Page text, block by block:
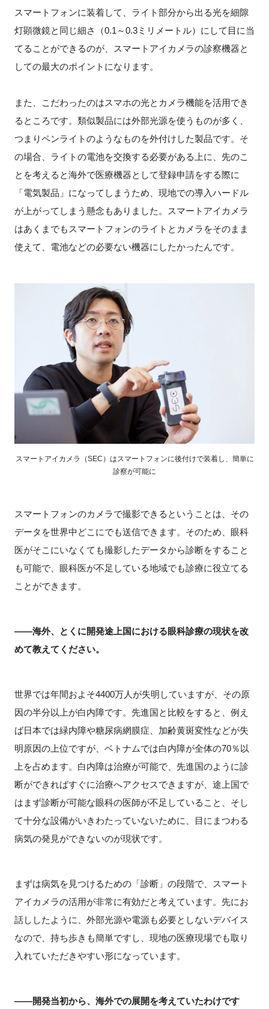
スマートフォンに装着して、ライト部分から出る光を細隙
灯顕微鏡と同じ細さ（0.1～0.3ミリメートル）にして目に当
てることができるのが、スマートアイカメラの診察機器と
しての最大のポイントになります。
また、こだわったのはスマホの光とカメラ機能を活用でき
るところです。類似製品には外部光源を使うものが多く、
つまりペンライトのようなものを外付けした製品です。そ
の場合、ライトの電池を交換する必要がある上に、先のこ
とを考えると海外で医療機器として登録申請をする際に
「電気製品」になってしまうため、現地での導入ハードル
が上がってしまう懸念もありました。スマートアイカメラ
はあくまでもスマートフォンのライトとカメラをそのまま
使えて、電池などの必要ない機器にしたかったんです。
スマートアイカメラ（SEC）はスマートフォンに後付けで装着し、簡単に
診察が可能に
スマートフォンのカメラで撮影できるということは、その
データを世界中どこにでも送信できます。そのため、眼科
医がそこにいなくても撮影したデータから診断をすること
も可能で、眼科医が不足している地域でも診療に役立てる
ことができます。
――海外、とくに開発途上国における眼科診療の現状を改
めて教えてください。
世界では年間およそ4400万人が失明していますが、その原
因の半分以上が白内障です。先進国と比較をすると、例え
ば日本では緑内障や糖尿病網膜症、加齢黄斑変性などが失
明原因の上位ですが、ベトナムでは白内障が全体の70％以
上を占めます。白内障は治療が可能で、先進国のように診
断ができればすぐに治療へアクセスできますが、途上国で
はまず診断が可能な眼科の医師が不足していること、そし
て十分な設備がいきわたっていないために、目にまつわる
病気の発見ができないのが現状です。
まずは病気を見つけるための「診断」の段階で、スマート
アイカメラの活用が非常に有効だと考えています。先にお
話ししたように、外部光源や電源も必要としないデバイス
なので、持ち歩きも簡単ですし、現地の医療現場でも取り
入れていただきやすい形になっています。
――開発当初から、海外での展開を考えていたわけです